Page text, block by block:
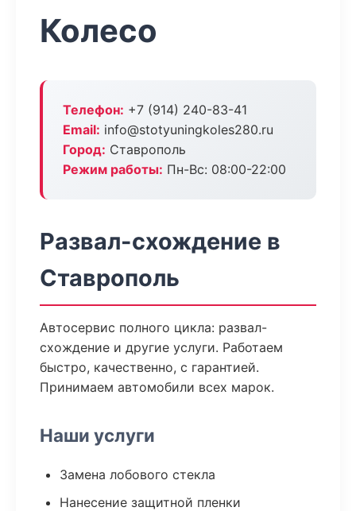
Колесо
Телефон: +7 (914) 240-83-41
Email: info@stotyuningkoles280.ru
Город: Ставрополь
Режим работы: Пн-Вс: 08:00-22:00
Развал-схождение в
Ставрополь
Автосервис полного цикла: развал-
схождение и другие услуги. Работаем
быстро, качественно, с гарантией.
Принимаем автомобили всех марок.
Наши услуги
Замена лобового стекла
Нанесение защитной пленки